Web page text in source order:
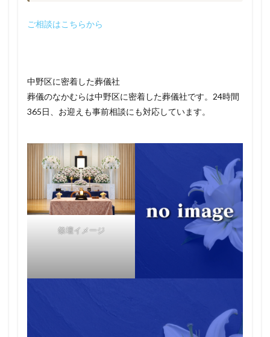
ご相談はこちらから
中野区に密着した葬儀社
葬儀のなかむらは中野区に密着した葬儀社です。24時間
365日、お迎えも事前相談にも対応しています。
祭壇イメージ